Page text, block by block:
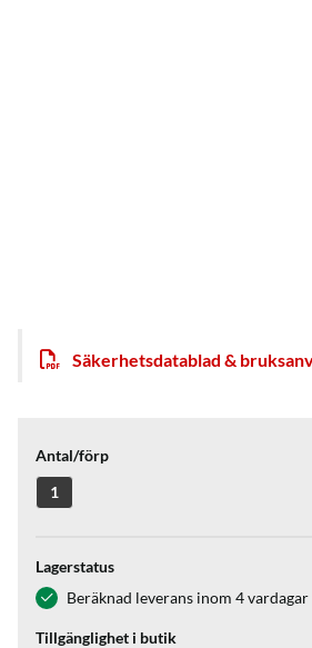
Säkerhetsdatablad &
Antal/förp
1
Lagerstatus
Beräknad leverans inom 4 vardagar
Tillgänglighet i butik